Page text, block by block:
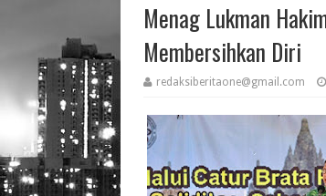
Menag Lukman
Membersihkan Diri
redaksiberitaone@gmail.com